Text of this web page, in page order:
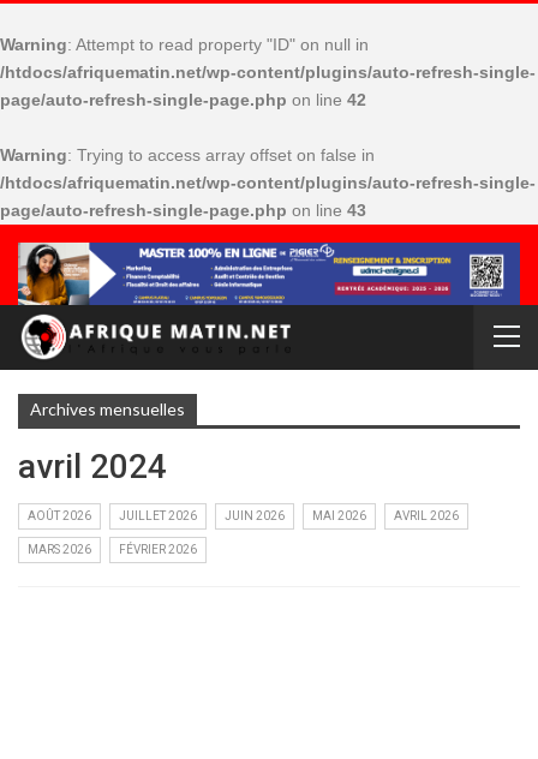
Warning: Attempt to read property "ID" on null in
/htdocs/afriquematin.net/wp-content/plugins/auto-refresh-single-
page/auto-refresh-single-page.php on line 42
Warning: Trying to access array offset on false in
/htdocs/afriquematin.net/wp-content/plugins/auto-refresh-single-
page/auto-refresh-single-page.php on line 43
Archives mensuelles
avril 2024
AOÛT 2026 JUILLET 2026 JUIN 2026 MAI 2026 AVRIL 2026
MARS 2026 FÉVRIER 2026